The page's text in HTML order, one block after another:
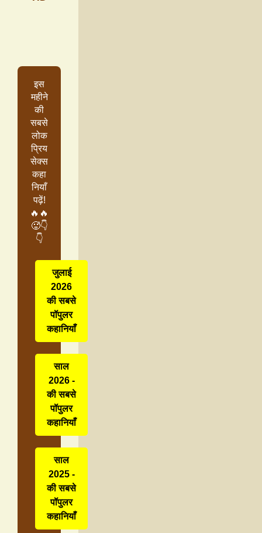
इस
महीने
की
सबसे
लोक
प्रिय
सेक्स
कहा
नियाँ
पढ़ें!
🔥🔥
🥵👇
👇
जुलाई
2026
की सबसे
पॉपुलर
कहानियाँ
साल
2026 -
की सबसे
पॉपुलर
कहानियाँ
साल
2025 -
की सबसे
पॉपुलर
कहानियाँ